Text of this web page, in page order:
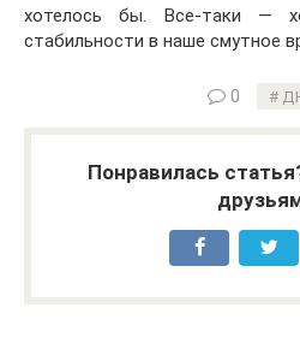
хотелось бы. Все-таки —
стабильности в наше смутное
0
Понравилась